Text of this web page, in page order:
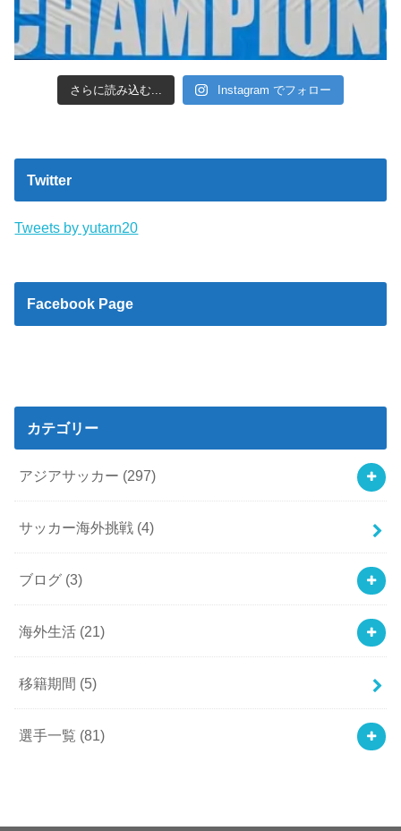
さらに読み込む... Instagram でフォロー
Twitter
Tweets by yutarn20
Facebook Page
カテゴリー
アジアサッカー (297)
サッカー海外挑戦 (4)
ブログ (3)
海外生活 (21)
移籍期間 (5)
選手一覧 (81)